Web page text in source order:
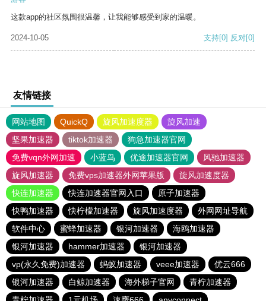
这款app的社区氛围很温馨，让我能够感受到家的温暖。
2024-10-05 支持[0] 反对[0]
友情链接
网站地图 QuickQ 旋风加速度器
旋风加速
坚果加速器
tiktok加速器
狗急加速器官网
免费vqn外网加速
小蓝鸟 优途加速器官网
风驰加速器
旋风加速器
免费vps加速器外网苹果版
旋风加速度器
快连加速器
快连加速器官网入口
原子加速器
快鸭加速器
快柠檬加速器 旋风加速度器
外网网址导航
软件中心
蜜蜂加速器 银河加速器
海鸥加速器
银河加速器
hammer加速器
银河加速器
vp(永久免费)加速器
蚂蚁加速器 veee加速器
优云666
银河加速器
白鲸加速器 海外梯子官网
青柠加速器